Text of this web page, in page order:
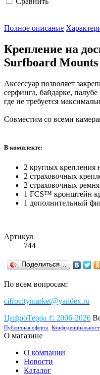
Полное описание
Крепление на
Surfboard
Аксессуар позволяет
серфинга, байдарке,
где не требуется
Совместим со всеми
В комплекте:
2 круглых крепления
2 страховочных
2 страховочных ремня
1 FCS™ кронштейн
1 дополнительный
Артикул
744
Поделиться…
По всем вопросам:
cifrocitymarket@yandex.ru
ЦифроТерра © 2006-2026
Публичная оферта
О магазине
О компании
Новости
Каталог